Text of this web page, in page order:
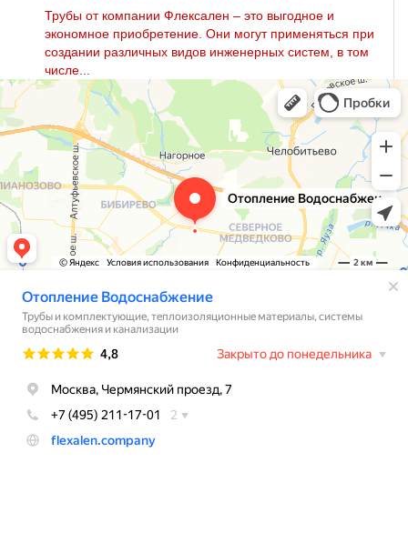
Трубы от компании Флексален – это выгодное и
экономное приобретение. Они могут применяться при
создании различных видов инженерных систем, в том
числе...